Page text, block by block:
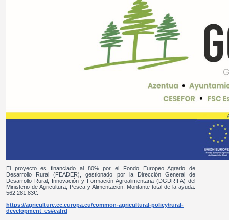
El proyecto es financiado al 80% por el Fondo Europeo Agrario de
Desarrollo Rural (FEADER), gestionado por la Dirección General de
Desarrollo Rural, Innovación y Formación Agroalimentaria (DGDRIFA) del
Ministerio de Agricultura, Pesca y Alimentación. Montante total de la ayuda:
562.281,83€.
https://agriculture.ec.europa.eu/common-agricultural-policy/rural-
development_es#eafrd